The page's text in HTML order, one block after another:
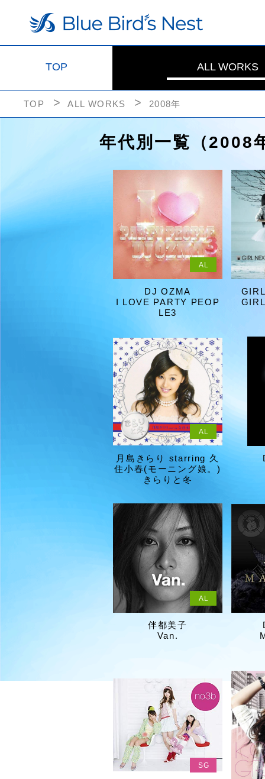
TOP ALL WORKS
TOP ALL WORKS 2008年
年代別一覧（2008
AL
DJ OZMA
I LOVE PARTY PEOP
LE3
AL
月島きらり starring 久
住小春(モーニング娘。)
きらりと冬
AL
伴都美子
Van.
SG